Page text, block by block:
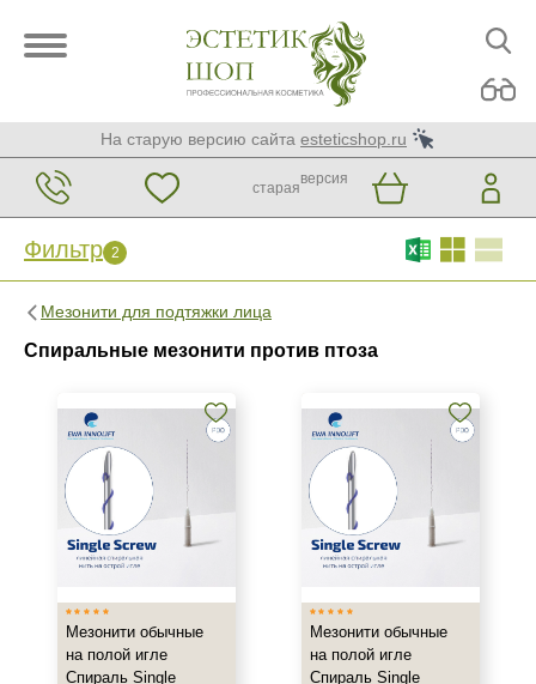
На старую версию сайта esteticshop.ru
старая
версия
Фильтр 2
Мезонити для подтяжки лица
Спиральные мезонити против птоза
Фильтр 2 Сброс
Honey Derma Thread
Страна
Южная Корея
Тип товара
Мезонити
Действие
Мезонити обычные
на полой игле
Спираль Single
Мезонити обычные
на полой игле
Спираль Single